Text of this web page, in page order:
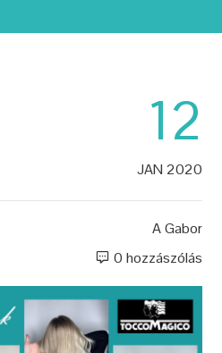
12
JAN 2020
AGabor
0 hozzászólás